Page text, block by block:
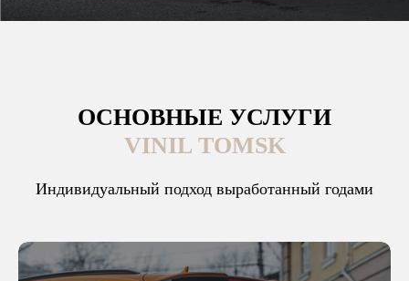
ОСНОВНЫЕ УСЛУГИ
VINIL TOMSK
Индивидуальный подход выработанный годами